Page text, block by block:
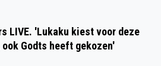
LIVE. 'Lukaku kiest voor deze
Godts heeft gekozen'